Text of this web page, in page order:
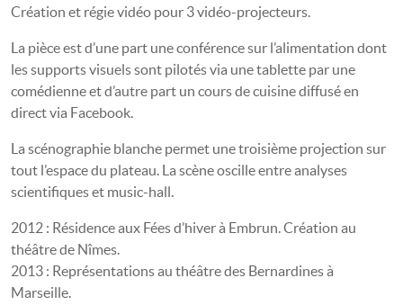
Création et régie vidéo pour 3 vidéo-projecteurs.
La pièce est d’une part une conférence sur l’alimentation dont
les supports visuels sont pilotés via une tablette par une
comédienne et d’autre part un cours de cuisine diffusé en
direct via Facebook.
La scénographie blanche permet une troisième projection sur
tout l’espace du plateau. La scène oscille entre analyses
scientifiques et music-hall.
2012 : Résidence aux Fées d’hiver à Embrun. Création au
théâtre de Nîmes.
2013 : Représentations au théâtre des Bernardines à
Marseille.